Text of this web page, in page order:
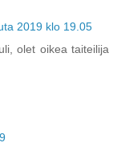
2019 klo 19.05
olet oikea taiteilija